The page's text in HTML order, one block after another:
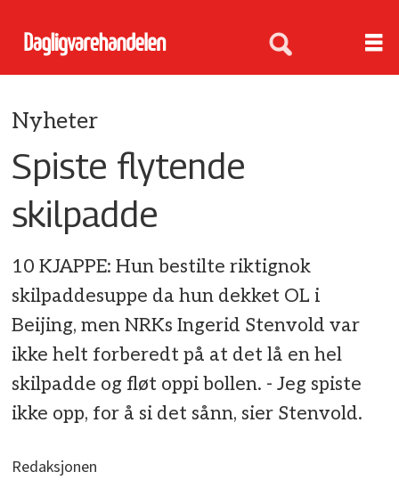
Nyheter
Spiste flytende
skilpadde
10 KJAPPE: Hun bestilte riktignok
skilpaddesuppe da hun dekket OL i
Beijing, men NRKs Ingerid Stenvold var
ikke helt forberedt på at det lå en hel
skilpadde og fløt oppi bollen. - Jeg spiste
ikke opp, for å si det sånn, sier Stenvold.
Redaksjonen